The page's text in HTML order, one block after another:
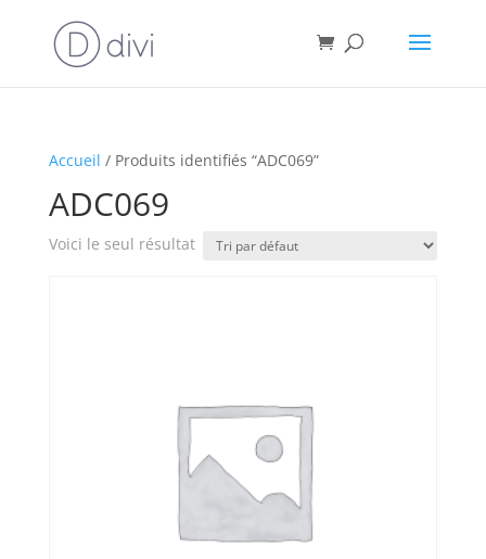
Accueil / Produits identifiés “ADC069”
ADC069
Voici le seul résultat